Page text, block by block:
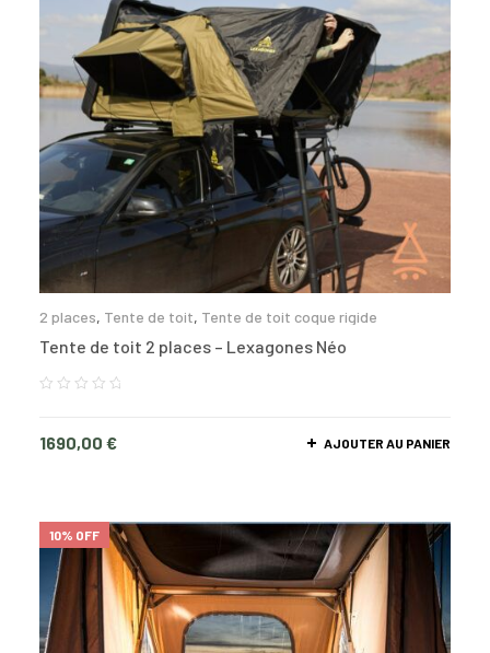
2 places, Tente de toit, Tente de toit coque rigide
Tente de toit 2 places – Lexagones Néo
1690,00 € AJOUTER AU PANIER
10% OFF